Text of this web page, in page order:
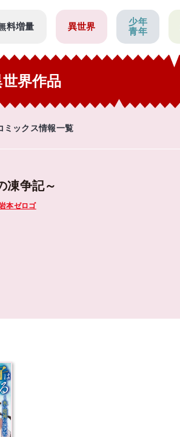
料増量 異世界
少年
青年
界作品
ミックス情報一覧
凍争記～
本ゼロゴ